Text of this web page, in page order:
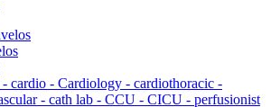
- cardio - Cardiology - cardiothoracic -
- cath lab - CCU - CICU - perfusionist